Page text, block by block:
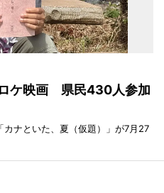
ケ映画 県民430人参加
ナといた、夏（仮題）」が7月27